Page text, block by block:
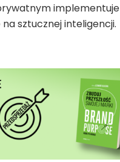
implementuje
sztucznej inteligencji.